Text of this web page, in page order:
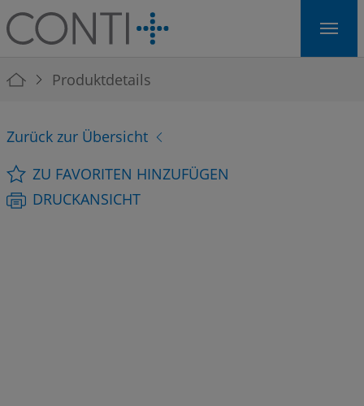
Skip to main navigation
Skip to main content
Skip to page footer
You are here:
Produktdetails
Zurück zur Übersicht
ZU FAVORITEN HINZUFÜGEN
DRUCKANSICHT